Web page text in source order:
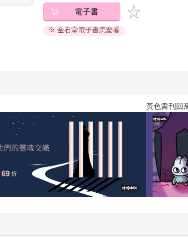
電子書
※ 金石堂電子書怎麼看
黃色書刊回來了！一起走進他的